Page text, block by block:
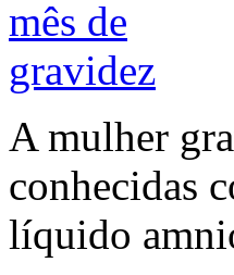
A mulher
conhecidas
líquido